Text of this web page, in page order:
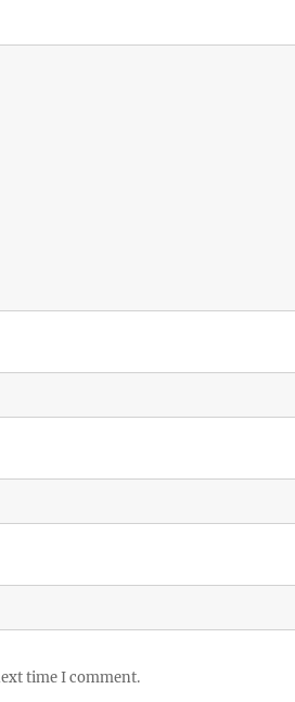
time I comment.